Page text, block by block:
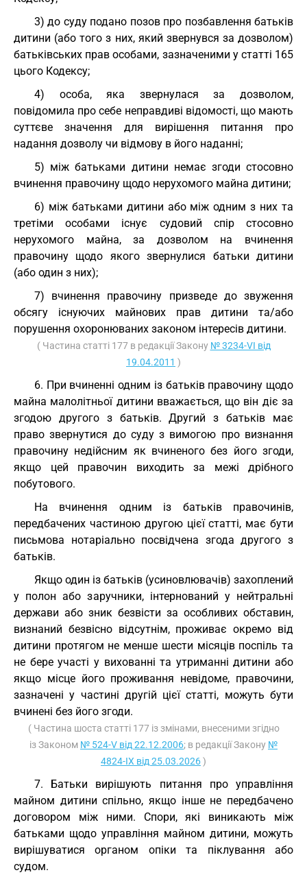
3) до суду подано позов про позбавлення батьків
дитини (або того з них, який звернувся за дозволом)
батьківських прав особами, зазначеними у статті 165
цього Кодексу;
4) особа, яка звернулася за дозволом,
повідомила про себе неправдиві відомості, що мають
суттєве значення для вирішення питання про
надання дозволу чи відмову в його наданні;
5) між батьками дитини немає згоди стосовно
вчинення правочину щодо нерухомого майна дитини;
6) між батьками дитини або між одним з них та
третіми особами існує судовий спір стосовно
нерухомого майна, за дозволом на вчинення
правочину щодо якого звернулися батьки дитини
(або один з них);
7) вчинення правочину призведе до звуження
обсягу існуючих майнових прав дитини та/або
порушення охоронюваних законом інтересів дитини.
( Частина статті 177 в редакції Закону № 3234-VI від
19.04.2011 )
6. При вчиненні одним із батьків правочину щодо
майна малолітньої дитини вважається, що він діє за
згодою другого з батьків. Другий з батьків має
право звернутися до суду з вимогою про визнання
правочину недійсним як вчиненого без його згоди,
якщо цей правочин виходить за межі дрібного
побутового.
На вчинення одним із батьків правочинів,
передбачених частиною другою цієї статті, має бути
письмова нотаріально посвідчена згода другого з
батьків.
Якщо один із батьків (усиновлювачів) захоплений
у полон або заручники, інтернований у нейтральні
держави або зник безвісти за особливих обставин,
визнаний безвісно відсутнім, проживає окремо від
дитини протягом не менше шести місяців поспіль та
не бере участі у вихованні та утриманні дитини або
якщо місце його проживання невідоме, правочини,
зазначені у частині другій цієї статті, можуть бути
вчинені без його згоди.
( Частина шоста статті 177 із змінами, внесеними згідно
із Законом № 524-V від 22.12.2006; в редакції Закону №
4824-IX від 25.03.2026)
7. Батьки вирішують питання про управління
майном дитини спільно, якщо інше не передбачено
договором між ними. Спори, які виникають між
батьками щодо управління майном дитини, можуть
вирішуватися органом опіки та піклування або
судом.